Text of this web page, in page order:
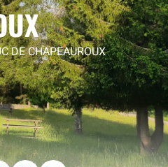
DE CHAPEAUROUX